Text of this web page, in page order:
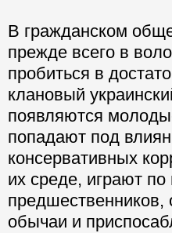
В гражданском
прежде всего в
пробиться в
клановый
появляются
попадают под
консервативных
их среде, играют
обычаи и